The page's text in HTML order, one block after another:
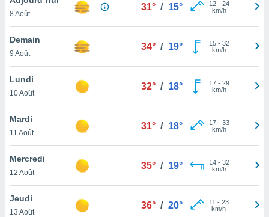
et
»,
au
vous
qu'ils
ou
le
ainsi
un
8 Août
31° / 15° 12- 24
km/h
Demain
9 Août
34° / 19° 15- 32
km/h
Lundi
10 Août
32° / 18° 17- 29
km/h
Mardi
11 Août
31° / 18° 17- 33
km/h
Mercredi
12 Août
35° / 19° 14- 32
km/h
Jeudi
13 Août
36° / 20° 11 - 23
km/h